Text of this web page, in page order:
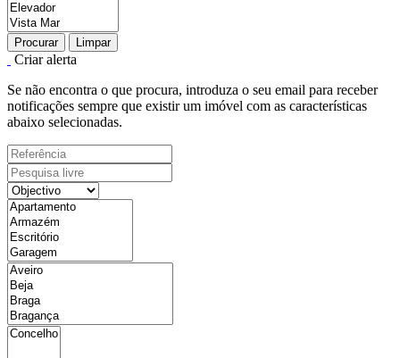
Procurar Limpar
Criar alerta
Se não encontra o que procura, introduza o seu email para receber
notificações sempre que existir um imóvel com as características
abaixo selecionadas.